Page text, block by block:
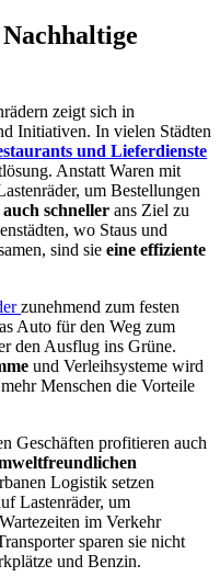
zeigt sich in
Initiativen. In vielen Städten
und Lieferdienste
Anstatt Waren mit
um Bestellungen
schneller ans Ziel zu
wo Staus und
sind sie eine effiziente
zunehmend zum festen
Auto für den Weg zum
den Ausflug ins Grüne.
und Verleihsysteme wird
Menschen die Vorteile
Geschäften profitieren auch
Logistik setzen
Lastenräder, um
im Verkehr
sparen sie nicht
und Benzin.